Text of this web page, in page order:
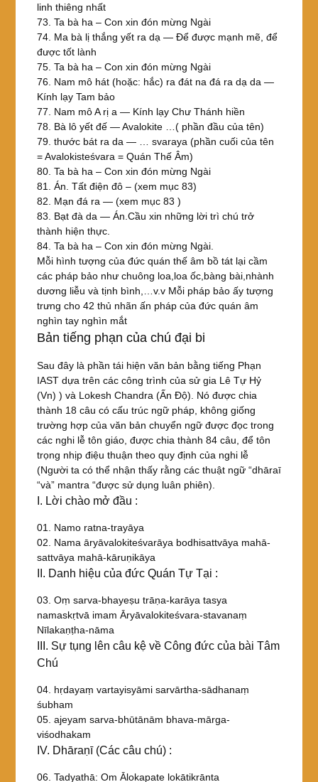
linh thiêng nhất
73. Ta bà ha – Con xin đón mừng Ngài
74. Ma bà lị thắng yết ra dạ — Để được mạnh mẽ, để
được tốt lành
75. Ta bà ha – Con xin đón mừng Ngài
76. Nam mô hát (hoặc: hắc) ra đát na đá ra dạ da —
Kính lạy Tam bảo
77. Nam mô A rị a — Kính lạy Chư Thánh hiền
78. Bà lô yết đế — Avalokite …( phần đầu của tên)
79. thước bát ra da — … svaraya (phần cuối của tên
= Avalokisteśvara = Quán Thế Âm)
80. Ta bà ha – Con xin đón mừng Ngài
81. Án. Tất điện đô – (xem mục 83)
82. Mạn đá ra — (xem mục 83 )
83. Bạt đà da — Án.Cầu xin những lời trì chú trở
thành hiện thực.
84. Ta bà ha – Con xin đón mừng Ngài.
Mỗi hình tượng của đức quán thế âm bồ tát lại cầm
các pháp bảo như chuông loa,loa ốc,bàng bài,nhành
dương liễu và tịnh bình,…v.v Mỗi pháp bảo ấy tượng
trưng cho 42 thủ nhãn ấn pháp của đức quán âm
nghìn tay nghìn mắt
Bản tiếng phạn của chú đại bi
Sau đây là phần tái hiện văn bản bằng tiếng Phạn
IAST dựa trên các công trình của sử gia Lê Tự Hỷ
(Vn) ) và Lokesh Chandra (Ấn Độ). Nó được chia
thành 18 câu có cấu trúc ngữ pháp, không giống
trường hợp của văn bản chuyển ngữ được đọc trong
các nghi lễ tôn giáo, được chia thành 84 câu, để tôn
trọng nhịp điệu thuận theo quy định của nghi lễ
(Người ta có thể nhận thấy rằng các thuật ngữ “dhāraī
“và” mantra “được sử dụng luân phiên).
I. Lời chào mở đầu :
01. Namo ratna-trayāya
02. Nama āryāvalokiteśvarāya bodhisattvāya mahā-
sattvāya mahā-kāruṇikāya
II. Danh hiệu của đức Quán Tự Tại :
03. Oṃ sarva-bhayeṣu trāṇa-karāya tasya
namaskṛtvā imam Āryāvalokiteśvara-stavanaṃ
Nīlakaṇṭha-nāma
III. Sự tụng lên câu kệ về Công đức của bài Tâm
Chú
04. hṛdayaṃ vartayisyāmi sarvārtha-sādhanaṃ
śubham
05. ajeyam sarva-bhūtānām bhava-mārga-
viśodhakam
IV. Dhāraṇī (Các câu chú) :
06. Tadyathā: Om Ālokapate lokātikrānta